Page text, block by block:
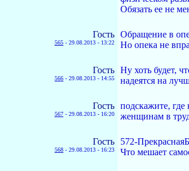
Обязать ее не
Гость
565 - 29.08.2013 - 13:22
Обращение в
Но опека не
Гость
566 - 29.08.2013 - 14:55
Ну хоть будет,
надеятся на
Гость
567 - 29.08.2013 - 16:20
подскажите, где
женщинам в
Гость
568 - 29.08.2013 - 16:23
572-
Что мешает